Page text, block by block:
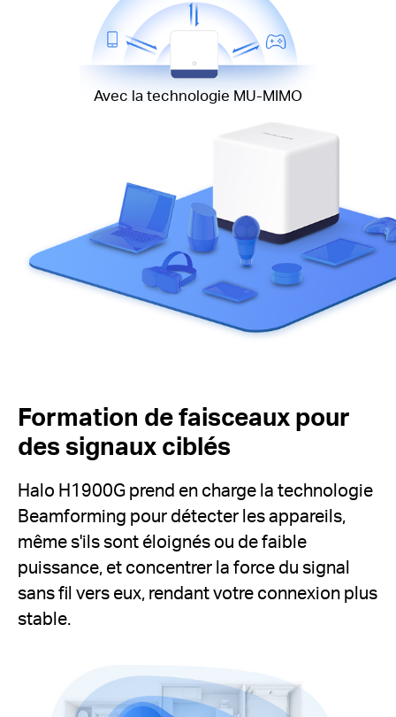
Avec la technologie MU-MIMO
Formation de faisceaux pour
des signaux ciblés
Halo H1900G prend en charge la technologie
Beamforming pour détecter les appareils,
même s'ils sont éloignés ou de faible
puissance, et concentrer la force du signal
sans fil vers eux, rendant votre connexion plus
stable.